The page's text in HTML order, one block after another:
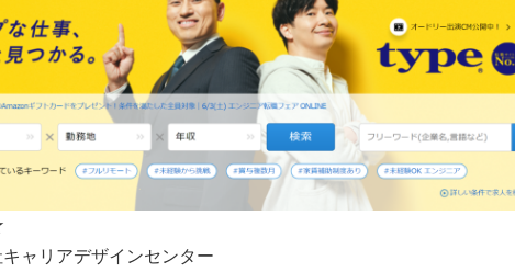
ャリアデザインセンター